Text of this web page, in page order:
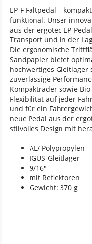
EP-F Faltpedal –
funktional. Unser
aus der ergotec EP-
Transport und in der
Die ergonomische
Sandpapier bietet
hochwertiges Gleitlager
zuverlässige
Kompakträder sowie
Flexibilität auf jeder
und für ein
neue Pedal aus der
stilvolles Design mit
AL/ Polypropylen
IGUS-Gleitlager
9/16"
mit Reflektoren
Gewicht: 370 g